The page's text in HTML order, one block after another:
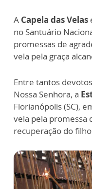
A Capela das Velas
no Santuário
promessas de
vela pela graça
Entre tantos
Nossa Senhora, a
Florianópolis (SC),
vela pela promessa
recuperação do